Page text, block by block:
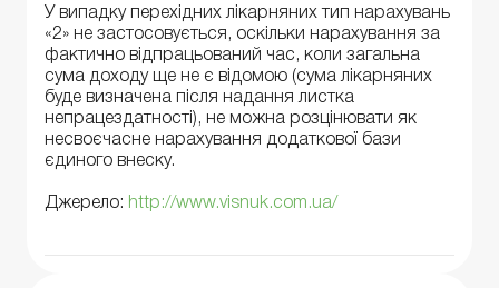
У випадку перехідних лікарняних тип нарахувань
«2» не застосовується, оскільки нарахування за
фактично відпрацьований час, коли загальна
сума доходу ще не є відомою (сума лікарняних
буде визначена після надання листка
непрацездатності), не можна розцінювати як
несвоєчасне нарахування додаткової бази
єдиного внеску.
Джерело: http://www.visnuk.com.ua/